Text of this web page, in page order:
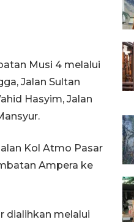
Musi 4 melalui
Jalan Sultan
Hasyim, Jalan
Kol Atmo Pasar
Ampera ke
dialihkan melalui